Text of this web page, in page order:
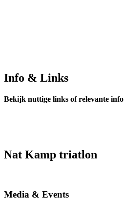
Info & Links
Bekijk nuttige links of relevante info
Nat Kamp triatlon
Media & Events